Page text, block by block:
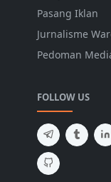
Pasang Iklan
Jurnalisme
Pedoman
FOLLOW US